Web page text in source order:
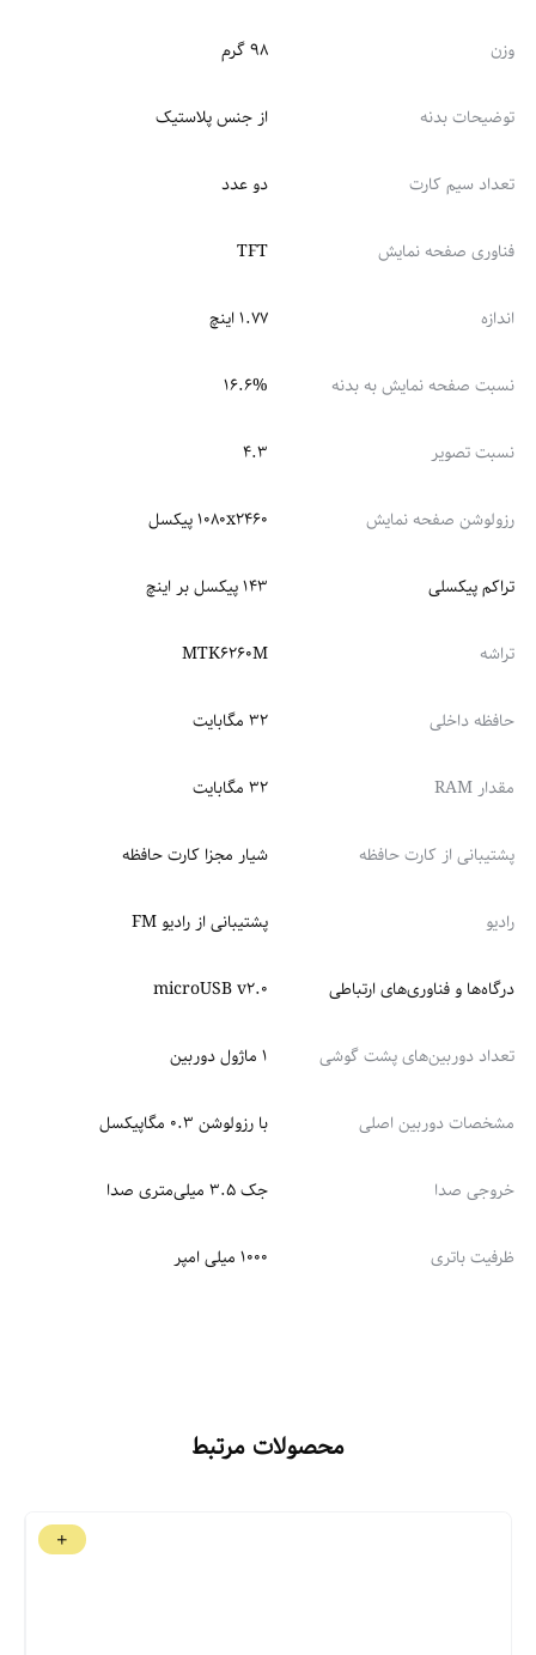
وزن 98 گرم
توضیحات بدنه از جنس پلاستیک
تعداد سیم کارت دو عدد
فناوری صفحه‌ نمایش TFT
اندازه ۱.۷۷ اینچ
نسبت صفحه‌ نمایش به بدنه ۱۶.۶%
نسبت تصویر 4.3
رزولوشن صفحه نمایش ۱۰۸۰x۲۴۶۰ پیکسل
تراکم پیکسلی ۱۴۳ پیکسل بر اینچ
تراشه MTK۶۲۶۰M
حافظه داخلی ۳۲ مگابایت
مقدار RAM ۳۲ مگابایت
پشتیبانی از کارت حافظه شیار مجزا کارت حافظه
رادیو پشتیبانی از رادیو FM
درگاه‌ها و فناوری‌های ارتباطی microUSB v۲.۰
تعداد دوربین‌های پشت گوشی ۱ ماژول دوربین
مشخصات دوربین اصلی با رزولوشن ۰.۳ مگاپیکسل
خروجی صدا جک ۳.۵ میلی‌متری صدا
ظرفیت باتری 1000 میلی امپر
محصولات مرتبط